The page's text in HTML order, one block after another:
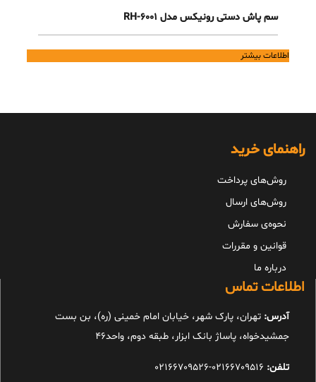
سم پاش دستی رونیکس مدل RH-6001
اطلاعات بیشتر
راهنمای خرید
روش‌های پرداخت
روش‌های ارسال
نحوه‌ی سفارش
قوانین و مقررات
درباره ما
اطلاعات تماس
آدرس: تهران، پارک شهر، خیابان امام خمینی (ره)، بن بست
جمشیدخواه، پاساژ بانک ابزار، طبقه دوم، واحد46
تلفن: